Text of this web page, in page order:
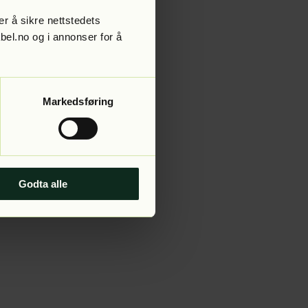
å sikre nettstedets
og i annonser for å
Markedsføring
Godta alle